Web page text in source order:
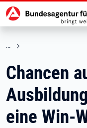
zu den Hauptinhalten
Chancen
eine Win-